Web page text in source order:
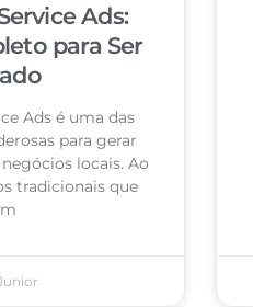
Ads:
para Ser
Ads é uma das
para gerar
locais. Ao
tradicionais que